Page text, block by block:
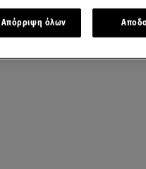
Απόρριψη όλων